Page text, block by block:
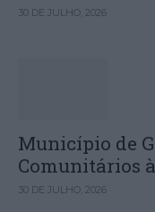
30 DE JULHO, 2026
Município de
Comunitários
30 DE JULHO, 2026